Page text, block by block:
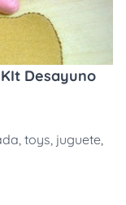
Desayuno
, toys, juguete,